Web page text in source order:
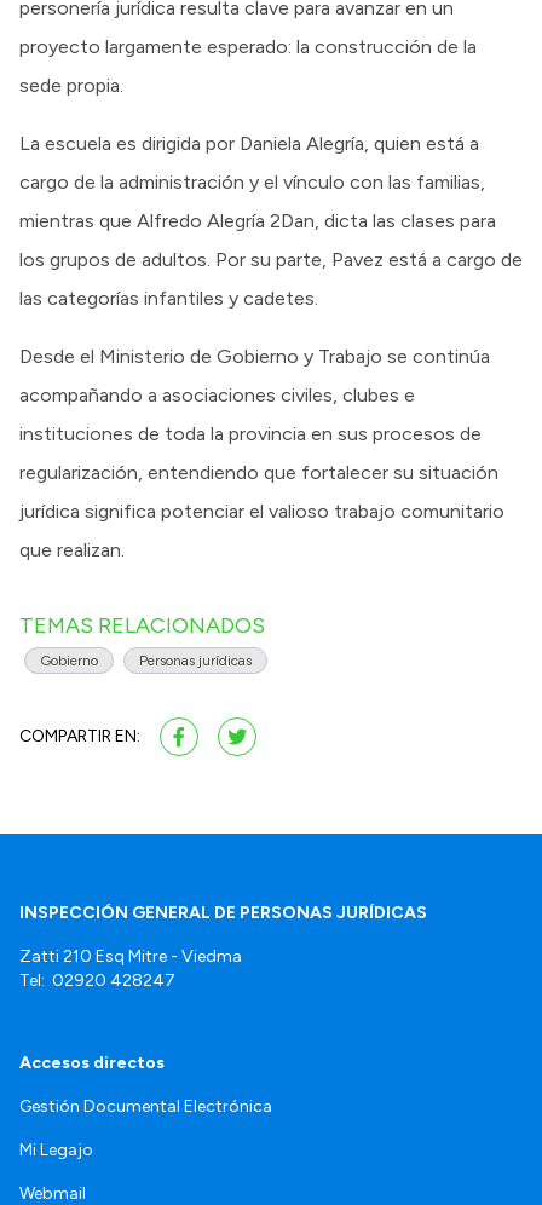
personería jurídica resulta clave para avanzar en un
proyecto largamente esperado: la construcción de la
sede propia.
La escuela es dirigida por Daniela Alegría, quien está a
cargo de la administración y el vínculo con las familias,
mientras que Alfredo Alegría 2Dan, dicta las clases para
los grupos de adultos. Por su parte, Pavez está a cargo de
las categorías infantiles y cadetes.
Desde el Ministerio de Gobierno y Trabajo se continúa
acompañando a asociaciones civiles, clubes e
instituciones de toda la provincia en sus procesos de
regularización, entendiendo que fortalecer su situación
jurídica significa potenciar el valioso trabajo comunitario
que realizan.
TEMAS RELACIONADOS
Gobierno Personas jurídicas
COMPARTIR EN:
INSPECCIÓN GENERAL DE PERSONAS JURÍDICAS
Zatti 210 Esq Mitre - Viedma
Tel: 02920 428247
Accesos directos
Gestión Documental Electrónica
Mi Legajo
Webmail